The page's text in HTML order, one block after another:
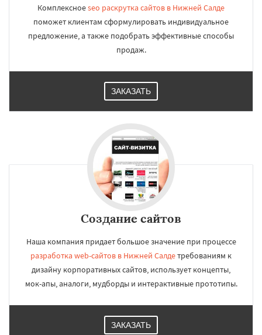
Комплексноеseo раскрутка сайтов в Нижней Салде
поможет клиентам сформулировать индивидуальное
предложение, а также подобрать эффективные способы
продаж.
ЗАКАЗАТЬ
Создание сайтов
Наша компания придает большое значение при процессе
разработка web-сайтов в Нижней Салдетребованиям к
дизайну корпоративных сайтов, использует концепты,
мок-апы, аналоги, мудборды и интерактивные прототипы.
ЗАКАЗАТЬ